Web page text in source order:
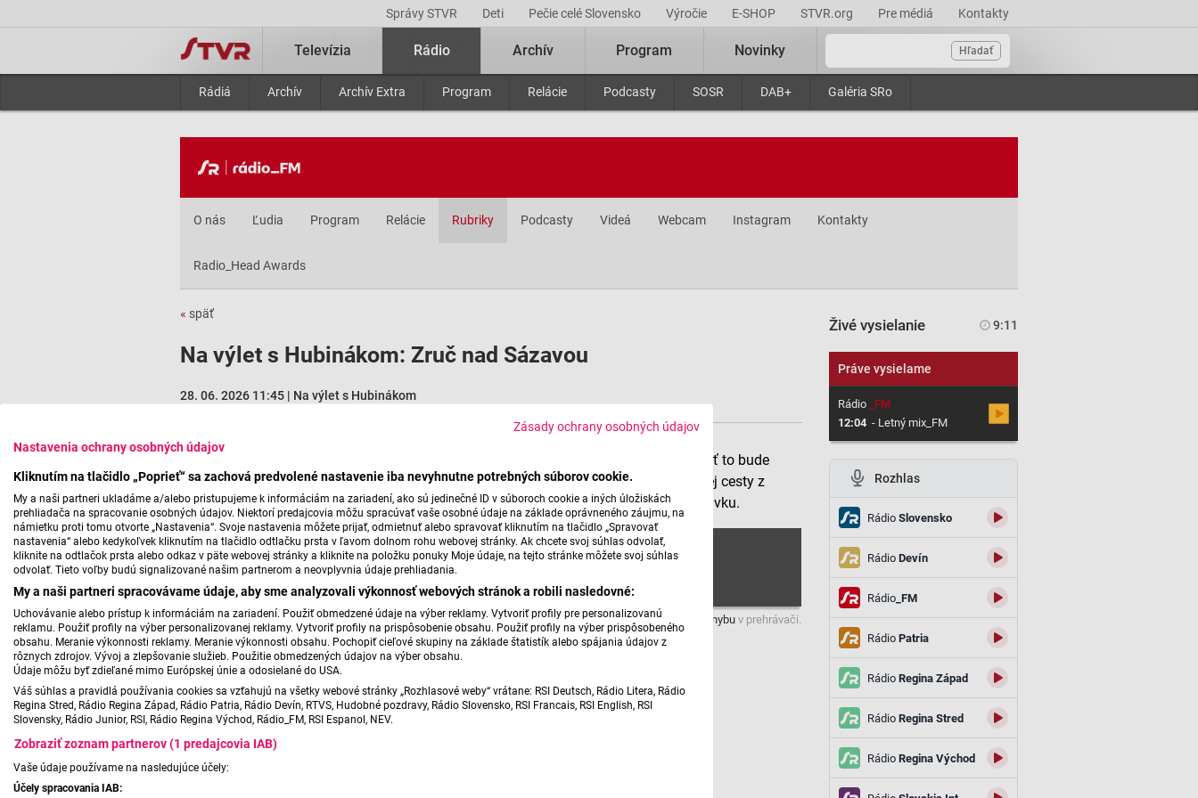
Zásady ochrany osobných údajov
Nastavenia ochrany osobných údajov
Kliknutím na tlačidlo „Poprieť“ sa zachová predvolené nastavenie iba nevyhnutne potrebných súborov cookie.
My a naši partneri ukladáme a/alebo pristupujeme k informáciám na zariadení, ako sú jedinečné ID v súboroch cookie a iných úložiskách
prehliadača na spracovanie osobných údajov. Niektorí predajcovia môžu spracúvať vaše osobné údaje na základe oprávneného záujmu, na
námietku proti tomu otvorte „Nastavenia“. Svoje nastavenia môžete prijať, odmietnuť alebo spravovať kliknutím na tlačidlo „Spravovať
nastavenia“ alebo kedykoľvek kliknutím na tlačidlo odtlačku prsta v ľavom dolnom rohu webovej stránky. Ak chcete svoj súhlas odvolať,
kliknite na odtlačok prsta alebo odkaz v päte webovej stránky a kliknite na položku ponuky Moje údaje, na tejto stránke môžete svoj súhlas
odvolať. Tieto voľby budú signalizované našim partnerom a neovplyvnia údaje prehliadania.
My a naši partneri spracovávame údaje, aby sme analyzovali výkonnosť webových stránok a robili nasledovné:
Uchovávanie alebo prístup k informáciám na zariadení. Použiť obmedzené údaje na výber reklamy. Vytvoriť profily pre personalizovanú
reklamu. Použiť profily na výber personalizovanej reklamy. Vytvoriť profily na prispôsobenie obsahu. Použiť profily na výber prispôsobeného
obsahu. Meranie výkonnosti reklamy. Meranie výkonnosti obsahu. Pochopiť cieľové skupiny na základe štatistík alebo spájania údajov z
rôznych zdrojov. Vývoj a zlepšovanie služieb. Použitie obmedzených údajov na výber obsahu.
Údaje môžu byť zdieľané mimo Európskej únie a odosielané do USA.
Váš súhlas a pravidlá používania cookies sa vzťahujú na všetky webové stránky „Rozhlasové weby“ vrátane: RSI Deutsch, Rádio Litera, Rádio
Regina Stred, Rádio Regina Západ, Rádio Patria, Rádio Devín, RTVS, Hudobné pozdravy, Rádio Slovensko, RSI Francais, RSI English, RSI
Slovensky, Rádio Junior, RSI, Rádio Regina Východ, Rádio_FM, RSI Espanol, NEV.
Zobraziť zoznam partnerov (1 predajcovia IAB)
Vaše údaje používame na nasledujúce účely:
Účely spracovania IAB:
Správy STVR Deti Pečie celé Slovensko Výročie E-SHOP STVR.org Pre médiá Kontakty
Hľadať
Televízia Rádio
Rádiá Archív Archív Extra Program Relácie Podcasty SOSR DAB+ Galéria SRo
Archív Program Novinky
O nás Ľudia Program Relácie Rubriky Podcasty Videá Webcam Instagram Kontakty
Radio_Head Awards
« späť
Na výlet s Hubinákom: Zruč nad Sázavou
28. 06. 2026 11:45 | Na výlet s Hubinákom
Kolega Hubinák nám dá i dnes tip na výlet, ale opäť to bude
špecialita určená pre vás, ktorí máte už dost nudnej cesty z
Bratislavy do Prahy a chcete si urobiť peknú prestávku.
Na výlet s Hubinákom: Zruč nad Sázavou
Máte problém s prehrávaním?Nahláste nám chybu v prehrávači.
Pripravil: Pavol Hubinák
Živé vysielanie 9:11
Práve vysielame
Rádio_FM
12:04 - Letný mix_FM
Rozhlas
RádioSlovensko
RádioDevín
Rádio_FM
RádioPatria
RádioRegina Západ
RádioRegina Stred
RádioRegina Východ